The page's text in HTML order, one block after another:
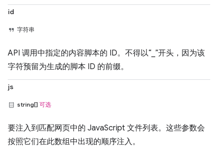
id
字符串
API 调用中指定的内容脚本的 ID。不得以“_”开头，因为该
字符预留为生成的脚本 ID 的前缀。
js
string[] 可选
要注入到匹配网页中的 JavaScript 文件列表。这些参数会
按照它们在此数组中出现的顺序注入。